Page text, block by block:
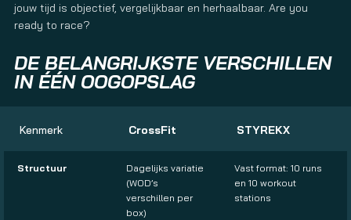
jouw tijd is objectief, vergelijkbaar en herhaalbaar. Are you
ready to race?
DE BELANGRIJKSTE VERSCHILLEN
IN ÉÉN OOGOPSLAG
Kenmerk CrossFit STYREKX
Structuur
Dagelijks variatie
(WOD’s
verschillen per
box)
Vast format: 10 runs
en 10 workout
stations